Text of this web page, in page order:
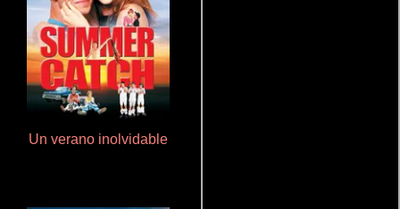
Un verano inolvidable